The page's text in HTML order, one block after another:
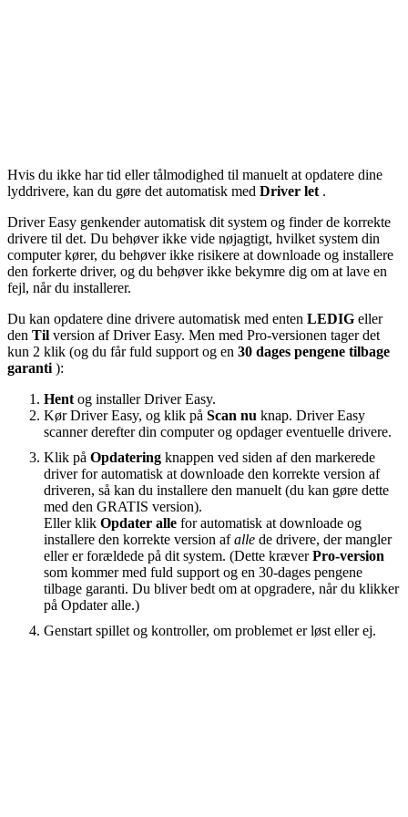
Hvis du ikke har tid eller tålmodighed til manuelt at opdatere dine
lyddrivere, kan du gøre det automatisk med Driver let .
Driver Easy genkender automatisk dit system og finder de korrekte
drivere til det. Du behøver ikke vide nøjagtigt, hvilket system din
computer kører, du behøver ikke risikere at downloade og installere
den forkerte driver, og du behøver ikke bekymre dig om at lave en
fejl, når du installerer.
Du kan opdatere dine drivere automatisk med enten LEDIG eller
den Til version af Driver Easy. Men med Pro-versionen tager det
kun 2 klik (og du får fuld support og en 30 dages pengene tilbage
garanti ):
Hent og installer Driver Easy.
Kør Driver Easy, og klik på Scan nu knap. Driver Easy
scanner derefter din computer og opdager eventuelle drivere.
Klik på Opdatering knappen ved siden af ​​den markerede
driver for automatisk at downloade den korrekte version af
driveren, så kan du installere den manuelt (du kan gøre dette
med den GRATIS version).
Eller klik Opdater alle for automatisk at downloade og
installere den korrekte version afalle de drivere, der mangler
eller er forældede på dit system. (Dette kræverPro-version
som kommer med fuld support og en 30-dages pengene
tilbage garanti. Du bliver bedt om at opgradere, når du klikker
på Opdater alle.)
Genstart spillet og kontroller, om problemet er løst eller ej.